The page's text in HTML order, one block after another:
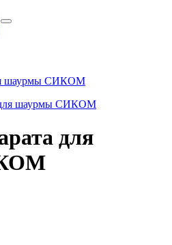
шаурмы СИКОМ
для